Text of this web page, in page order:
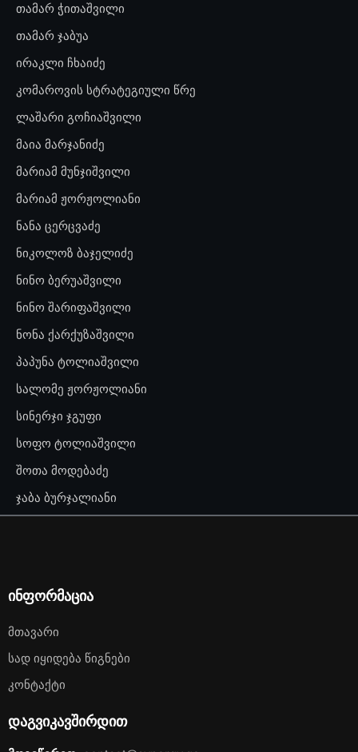
თამარ ჭითაშვილი
თამარ ჯაბუა
ირაკლი ჩხაიძე
კომაროვის სტრატეგიული წრე
ლაშარი გოჩიაშვილი
მაია მარჯანიძე
მარიამ მუნჯიშვილი
მარიამ ჟორჟოლიანი
ნანა ცერცვაძე
ნიკოლოზ ბაჯელიძე
ნინო ბერუაშვილი
ნინო შარიფაშვილი
ნონა ქარქუზაშვილი
პაპუნა ტოლიაშვილი
სალომე ჟორჟოლიანი
სინერჯი ჯგუფი
სოფო ტოლიაშვილი
შოთა მოდებაძე
ჯაბა ბურჯალიანი
ინფორმაცია
Მთავარი
Სად Იყიდება Წიგნები
Კონტაქტი
დაგვიკავშირდით